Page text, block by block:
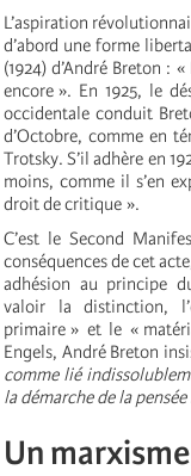
L’aspiration
d’abord une forme
(1924) d’André Breton :
encore ». En 1925, le
occidentale conduit
d’Octobre, comme en
Trotsky. S’il adhère en
moins, comme il s’en
droit de critique ».
C’est le Second
conséquences de cet
adhésion au principe
valoir la distinction,
primaire » et le «
Engels, André Breton
comme lié
la démarche de la
Un